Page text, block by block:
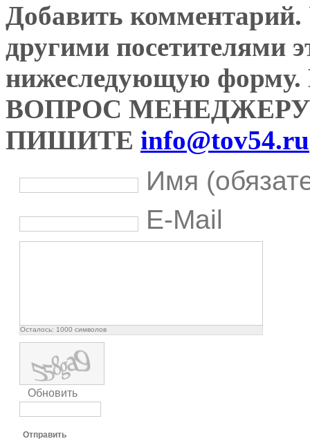
Добавить комментарий.
другими посетителями
нижеследующую
ВОПРОС
ПИШИТЕ info@tov54.ru
Имя
E-Mail
Осталось: 1000 символов
Обновить
Отправить